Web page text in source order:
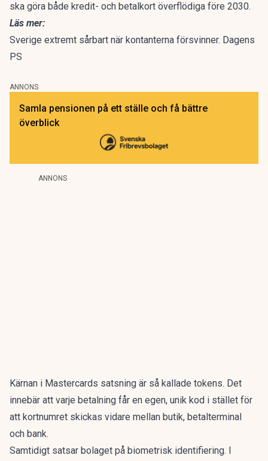
ska göra både kredit- och betalkort överflödiga före 2030.
Läs mer:
Sverige extremt sårbart när kontanterna försvinner. Dagens
PS
ANNONS
Samla pensionen på ett ställe och få bättre
överblick
ANNONS
Kärnan i Mastercards satsning är så kallade tokens. Det
innebär att varje betalning får en egen, unik kod i stället för
att kortnumret skickas vidare mellan butik, betalterminal
och bank.
Samtidigt satsar bolaget på biometrisk identifiering. I